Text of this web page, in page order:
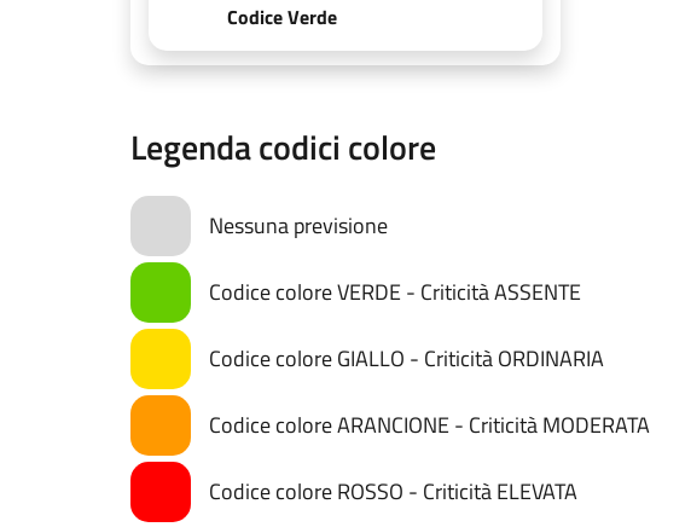
Codice Verde
Legenda codici colore
Nessuna previsione
Codice colore VERDE - Criticità ASSENTE
Codice colore GIALLO - Criticità ORDINARIA
Codice colore ARANCIONE - Criticità MODERATA
Codice colore ROSSO - Criticità ELEVATA